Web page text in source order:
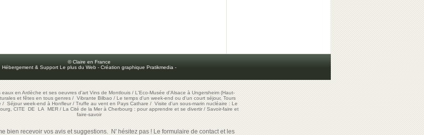
© Claire en France
Hébergement & Support Le plus du Web - Création graphique Pratikmedia -
en Ardèche et ses oeuvres d'art Vins de Montlouis/L'Eco-Musée d'Alsace à Ungersheim (Haut-
et fêtes en tous genres/Vibrante Bilbao/Le temps d'un week-end ou d'un court séjour, Tours
/Séjour week-end à Honfleur/Truffe au vent en Pays Cathare/Visite d'un sous-marin nucléaire : Le
CITE DE LA MER/La Cité de la Mer à Cherbourg : pour apprendre et se divertir/Savoir-faire et
faire-savoir
bien recevoir vos avis et suggestions. N' hésitez pas ! Le formulaire de contact et les